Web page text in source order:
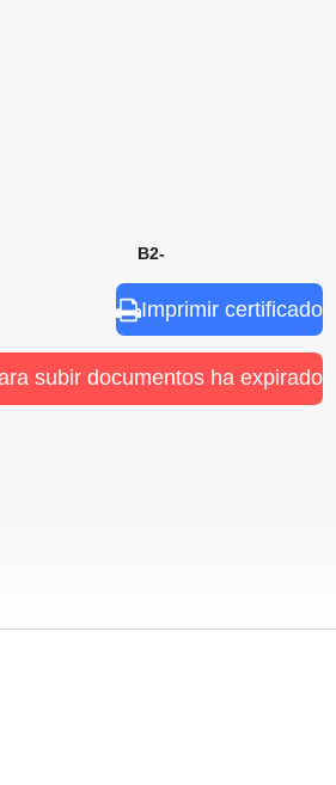
final B2-
Imprimir certificado
subir documentos ha expirado